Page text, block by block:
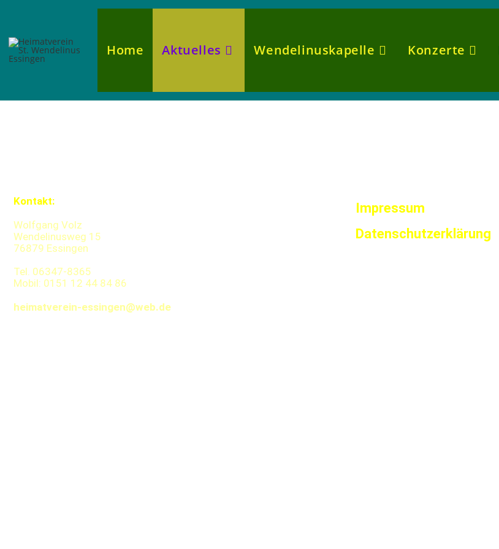
Home Aktuelles Wendelinuskapelle Konzerte
Kontakt:
Wolfgang Volz
Wendelinusweg 15
76879 Essingen
Tel. 06347-8365
Mobil: 0151 12 44 84 86
heimatverein-essingen@web.de
Impressum
Datenschutzerklärung